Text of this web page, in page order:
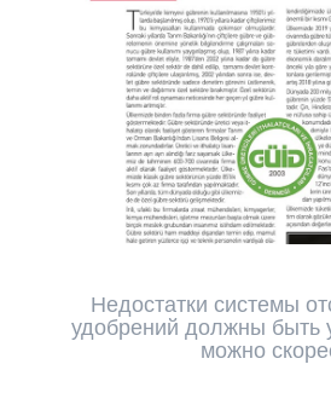
Недостатки системы
удобрений должны быть
можно